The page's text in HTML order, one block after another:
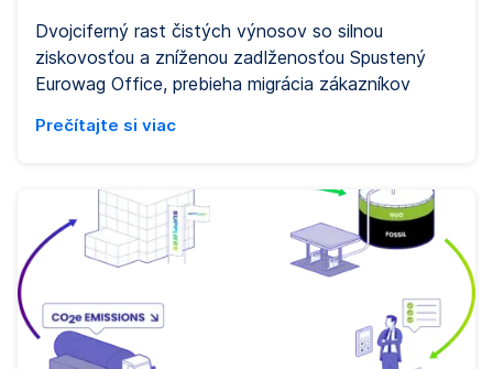
Dvojciferný rast čistých výnosov so silnou
ziskovosťou a zníženou zadlženosťou Spustený
Eurowag Office, prebieha migrácia zákazníkov
Prečítajte si viac